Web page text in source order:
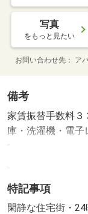
写真
をもっと見たい
お問い合わせ先 ア
備考
家賃振替手数料
庫・洗濯機・電
賃貸保証等：加入
（税込））・維
限定サービス！５
ラウンジ利用・
特記事項
閑静な住宅街・